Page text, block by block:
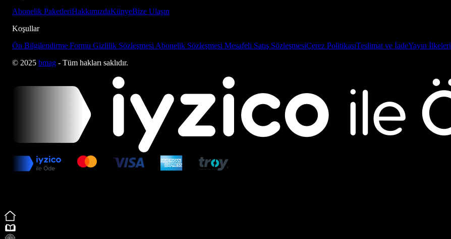
Abonelik PaketleriHakkımızdaKünyeBize Ulaşın
Koşullar
Ön Bilgilendirme Formu Gizlilik Sözleşmesi Abonelik Sözleşmesi Mesafeli Satış SözleşmesiÇerez PolitikasıTeslimat ve İadeYayın İlkeleri
© 2025 bmag - Tüm hakları saklıdır.